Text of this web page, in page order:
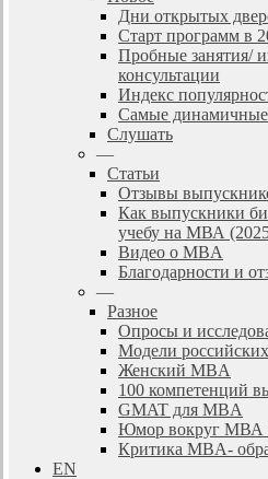
Дни открытых
Старт программ в
Пробные занятия/
консультации
Индекс
Самые
Слушать
—
Статьи
Отзывы
Как выпускники
учебу на МВА
Видео о MBA
Благодарности и
—
Разное
Опросы и
Модели
Женский MBA
100 компетенций
GMAT для MBA
Юмор вокруг МВА
Критика MBA-
EN